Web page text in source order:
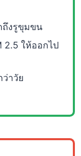
ถึงรูขุมขน
2.5 ให้ออกไป
าวัย